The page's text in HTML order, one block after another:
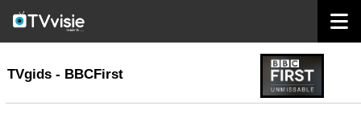
TVgids
TVgids - BBCFirst